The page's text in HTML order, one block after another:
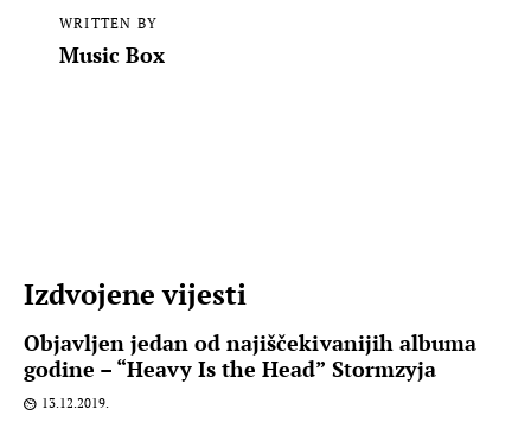
WRITTEN BY
Music Box
Izdvojene vijesti
Objavljen jedan od najiščekivanijih albuma
godine – “Heavy Is the Head” Stormzyja
13.12.2019.